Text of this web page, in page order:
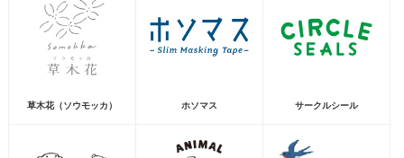
草木花（ソウモッカ） ホソマス サークルシール